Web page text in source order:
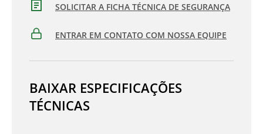
SOLICITAR A FICHA TÉCNICA DE SEGURANÇA
ENTRAR EM CONTATO COM NOSSA EQUIPE
BAIXAR ESPECIFICAÇÕES
TÉCNICAS